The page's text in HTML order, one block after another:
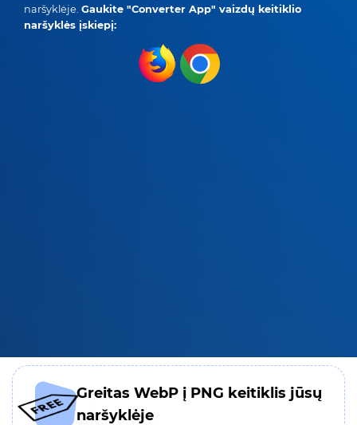
naršyklėje. Gaukite "Converter App" vaizdų keitiklio
naršyklės įskiepį:
Greitas WebP į PNG keitiklis jūsų
naršyklėje